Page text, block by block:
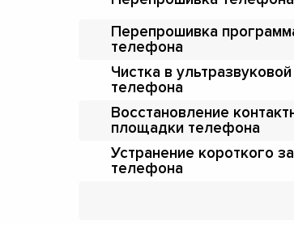
Перепрошивка
телефона
Чистка в
телефона
Восстановление
площадки телефона
Устранение короткого
телефона